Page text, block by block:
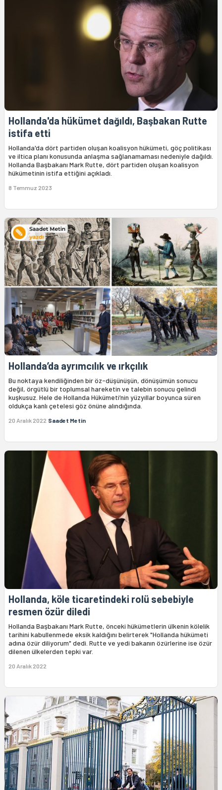
Hollanda'da hükümet dağıldı, Başbakan Rutte
istifa etti
Hollanda'da dört partiden oluşan koalisyon hükümeti, göç politikası
ve iltica planı konusunda anlaşma sağlanamaması nedeniyle dağıldı.
Hollanda Başbakanı Mark Rutte, dört partiden oluşan koalisyon
hükümetinin istifa ettiğini açıkladı.
8 Temmuz 2023
Hollanda’da ayrımcılık ve ırkçılık
Bu noktaya kendiliğinden bir öz-düşünüşün, dönüşümün sonucu
değil, örgütlü bir toplumsal hareketin ve talebin sonucu gelindi
kuşkusuz. Hele de Hollanda Hükümeti’nin yüzyıllar boyunca süren
oldukça kanlı çetelesi göz önüne alındığında.
20 Aralık 2022 Saadet Metin
Hollanda, köle ticaretindeki rolü sebebiyle
resmen özür diledi
Hollanda Başbakanı Mark Rutte, önceki hükümetlerin ülkenin kölelik
tarihini kabullenmede eksik kaldığını belirterek "Hollanda hükümeti
adına özür diliyorum" dedi. Rutte ve yedi bakanın özürlerine ise özür
dilenen ülkelerden tepki var.
20 Aralık 2022